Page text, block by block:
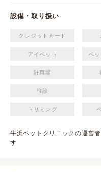
設備・取り扱い
クレジットカード
アイペット ペ
駐車場
往診
トリミング
牛浜ペットクリニックの運営者
す